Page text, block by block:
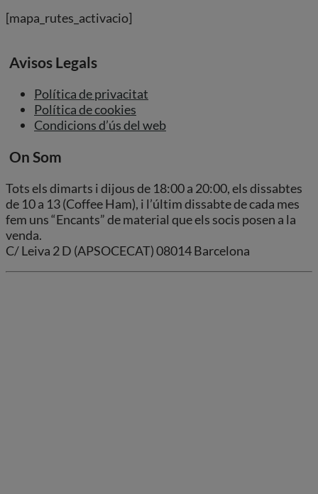
[mapa_rutes_activacio]
Avisos Legals
Política de privacitat
Política de cookies
Condicions d’ús del web
On Som
Tots els dimarts i dijous de 18:00 a 20:00, els dissabtes
de 10 a 13 (Coffee Ham), i l’últim dissabte de cada mes
fem uns “Encants” de material que els socis posen a la
venda.
C/ Leiva 2 D (APSOCECAT) 08014 Barcelona